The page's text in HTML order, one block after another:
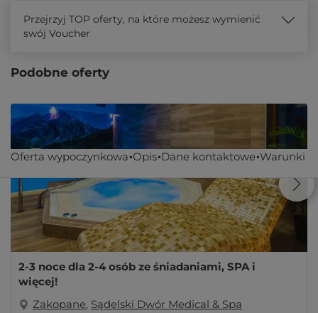
Oferta wypoczynkowa Opis Dane kontaktowe Warunki
Przejrzyj TOP oferty, na które możesz wymienić
swój Voucher
Podobne oferty
2-3 noce dla 2-4 osób ze śniadaniami, SPA i
więcej!
Zakopane, Sądelski Dwór Medical & Spa